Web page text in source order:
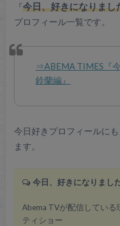
『今日、好きになりまし
プロフィール一覧です。
⇒ABEMA TIMES『
鈴蘭編』
今日好きプロフィールにも
ます。
今日、好きになりました
Abema TVが配信してい
ティショー